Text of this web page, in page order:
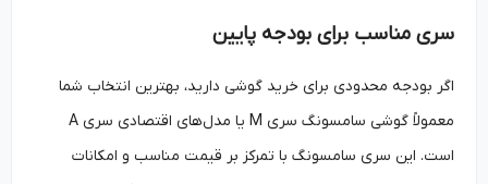
سری مناسب برای بودجه پایین
اگر بودجه محدودی برای خرید گوشی دارید، بهترین انتخاب شما
معمولاً گوشی سامسونگ سری M یا مدل‌های اقتصادی سری A
است. این سری سامسونگ با تمرکز بر قیمت مناسب و امکانات